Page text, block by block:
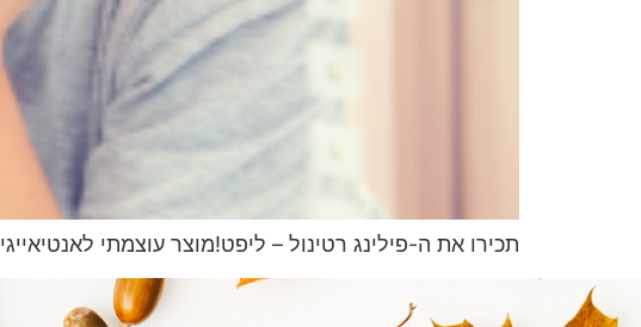
תכירו את ה-פילינג רטינול – ליפט!מוצר עוצמתי